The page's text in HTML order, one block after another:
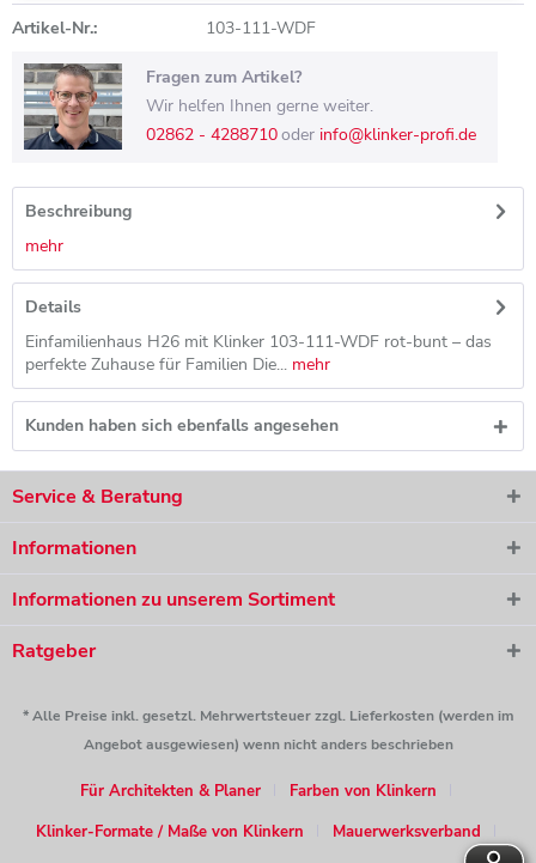
Artikel-Nr.: 103-111-WDF
Fragen zum Artikel?
Wir helfen Ihnen gerne weiter.
02862 - 4288710oder info@klinker-profi.de
Beschreibung
mehr
Details
Einfamilienhaus H26 mit Klinker 103-111-WDF rot-bunt – das
perfekte Zuhause für Familien Die... mehr
Kunden haben sich ebenfalls angesehen
Service & Beratung
Informationen
Informationen zu unserem Sortiment
Ratgeber
* Alle Preise inkl. gesetzl. Mehrwertsteuer zzgl. Lieferkosten (werden im
Angebot ausgewiesen) wenn nicht anders beschrieben
Für Architekten & Planer
Farben von Klinkern
Klinker-Formate / Maße von Klinkern
Mauerwerksverband